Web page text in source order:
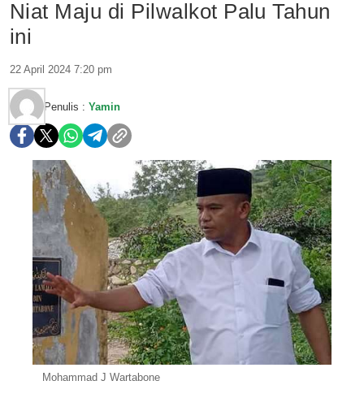
Niat Maju di Pilwalkot Palu Tahun
ini
22 April 2024 7:20 pm
Penulis : Yamin
Mohammad J Wartabone